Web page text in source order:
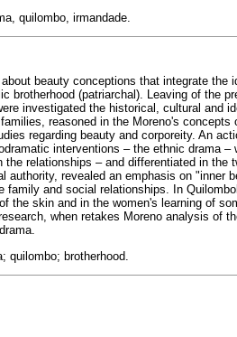
quilombo, irmandade.
beauty conceptions that integrate the
brotherhood (patriarchal). Leaving of the
investigated the historical, cultural and
reasoned in the Moreno's
regarding beauty and corporeity. An
interventions – the ethnic drama
relationships – and differentiated in the
authority, revealed an emphasis on "inner
family and social relationships. In
the skin and in the women's learning of
when retakes Moreno analysis of
quilombo; brotherhood.